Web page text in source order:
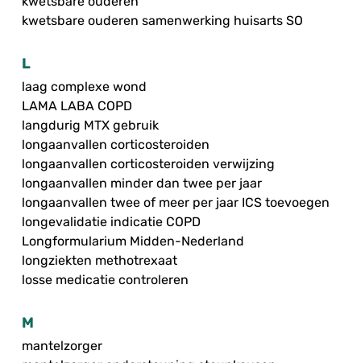
kwetsbare ouderen samenwerking huisarts SO
L
laag complexe wond
LAMA LABA COPD
langdurig MTX gebruik
longaanvallen corticosteroiden
longaanvallen corticosteroiden verwijzing
longaanvallen minder dan twee per jaar
longaanvallen twee of meer per jaar ICS toevoegen
longevalidatie indicatie COPD
Longformularium Midden-Nederland
longziekten methotrexaat
losse medicatie controleren
M
mantelzorger